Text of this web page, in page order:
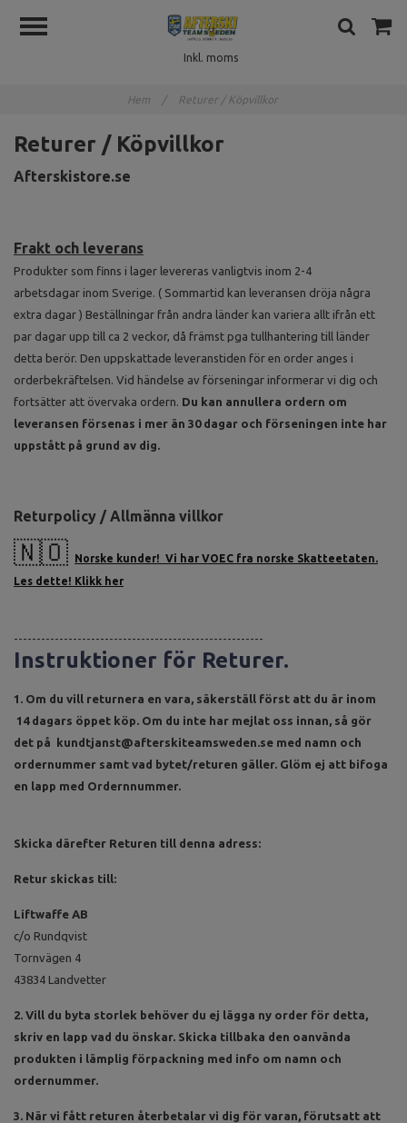
Inkl. moms
Hem / Returer / Köpvillkor
Returer / Köpvillkor
Afterskistore.se
Frakt och leverans
Produkter som finns i lager levereras vanligtvis inom 2-4
arbetsdagar inom Sverige. ( Sommartid kan leveransen dröja några
extra dagar ) Beställningar från andra länder kan variera allt ifrån ett
par dagar upp till ca 2 veckor, då främst pga tullhantering till länder
detta berör. Den uppskattade leveranstiden för en order anges i
orderbekräftelsen. Vid händelse av förseningar informerar vi dig och
fortsätter att övervaka ordern. Du kan annullera ordern om
leveransen försenas i mer än 30 dagar och förseningen inte har
uppstått på grund av dig.
Returpolicy / Allmänna villkor
🇳🇴
Norske kunder! Vi har VOEC fra norske Skatteetaten.
Les dette! Klikk her
-------------------------------------------------------
Instruktioner för Returer.
1. Om du vill returnera en vara, säkerställ först att du är inom
14 dagars öppet köp. Om du inte har mejlat oss innan, så gör
det på
kundtjanst@afterskiteamsweden.se med namn och
ordernummer samt vad bytet/returen gäller. Glöm ej att bifoga
en lapp med Ordernnummer.
Skicka därefter Returen till denna adress:
Retur skickas till:
Liftwaffe AB
c/o Rundqvist
Tornvägen 4
43834 Landvetter
2. Vill du byta storlek behöver du ej lägga ny order för detta,
skriv en lapp vad du önskar. Skicka tillbaka den oanvända
produkten i lämplig förpackning med info om namn och
ordernummer.
3. När vi fått returen återbetalar vi dig för varan, förutsatt att